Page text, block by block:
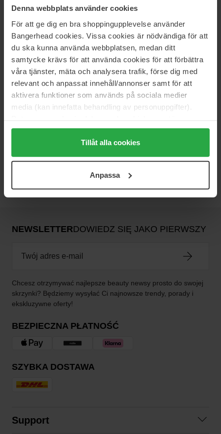
Denna webbplats använder cookies
För att ge dig en bra shoppingupplevelse använder
Bangerhead cookies. Vissa cookies är nödvändiga för att
du ska kunna använda webbplatsen, medan ditt
samtycke krävs för att använda cookies för att förbättra
våra tjänster, mäta och analysera trafik, förse dig med
relevant och anpassat innehåll/annonser samt för att
aktivera funktioner som används på sociala medier
media (kan innefatta behandling av personuppgifter).
Genom att trycka på "Tillåt alla cookies" accepterar du
alla cookies, medan du under "Detaljer" kan anpassa
användningen av cookies. Du kan när som helst återkalla
samt vår Integritetspolicy.
Tillåt alla cookies
Anpassa
BaByliss
Air Power Smooth
1 pcs
542 zł
BaByliss
Air Style 1000
1 pcs
310 zł
BaByliss
Big Hair Dual
1 pcs
310 zł
Big Hair Lustre AS970E
1 pcs
422 zł
BaByliss
Shape & Smooth AS82E
174 zł
NEWSLETTERDOWIEDZ SIĘ JAKO PIERWSZY
Chcesz otrzymywać najlepsze beauty newsy prosto do swojej
skrzynki? Będziemy wysyłać Ci najnowsze trendy, porady i
ekskluzywne oferty!
BEZPIECZNA PŁATNOŚĆ
SZYBKA DOSTAWA
Support